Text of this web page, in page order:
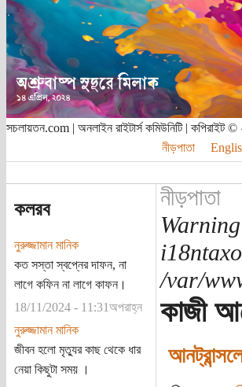
সচলায়তন.com | অনলাইন রাইটার্স কমিউনিটি | কপিরাইট
নীড়পাতা
কলরব
নুরুজ্জামান মানিক
কত সস্তা স্বপ্নের দাফন, না
লাগে কফিন না লাগে কাফন।
18/11/2024 - 11:31অপরাহ্ন
নুরুজ্জামান মানিক
জীবন হলো মৃত্যুর কাছ থেকে ধার
নেয়া কিছুটা সময় ।
নীড়পাতা
Warning
/var/
কাজী